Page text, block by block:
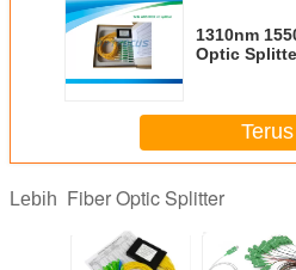
1310nm
Optic
Terus
Lebih Fiber Optic Splitter